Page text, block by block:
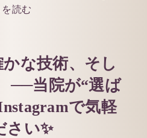
読む
な技術、そし
──当院が“選ば
で気軽
さい✨